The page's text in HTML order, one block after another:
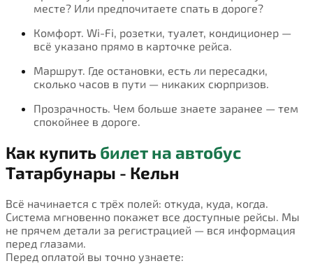
месте? Или предпочитаете спать в дороге?
Комфорт. Wi-Fi, розетки, туалет, кондиционер —
всё указано прямо в карточке рейса.
Маршрут. Где остановки, есть ли пересадки,
сколько часов в пути — никаких сюрпризов.
Прозрачность. Чем больше знаете заранее — тем
спокойнее в дороге.
Как купить билет на автобус
Татарбунары - Кельн
Всё начинается с трёх полей: откуда, куда, когда.
Система мгновенно покажет все доступные рейсы. Мы
не прячем детали за регистрацией — вся информация
перед глазами.
Перед оплатой вы точно узнаете: